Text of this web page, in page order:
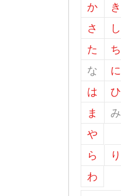
か
き
さ
し
た
ち
な
に
は
ひ
ま
み
や
ら
り
わ